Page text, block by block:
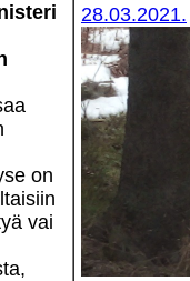
on
vai
28.03.2021.